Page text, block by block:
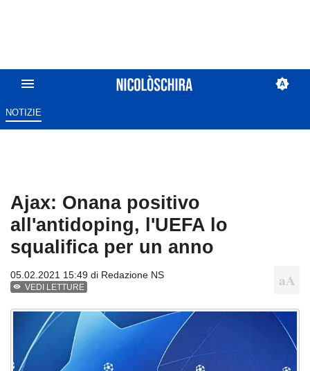
NOTIZIE
Ajax: Onana positivo
all'antidoping, l'UEFA lo
squalifica per un anno
05.02.2021 15:49 di Redazione NS
VEDI LETTURE